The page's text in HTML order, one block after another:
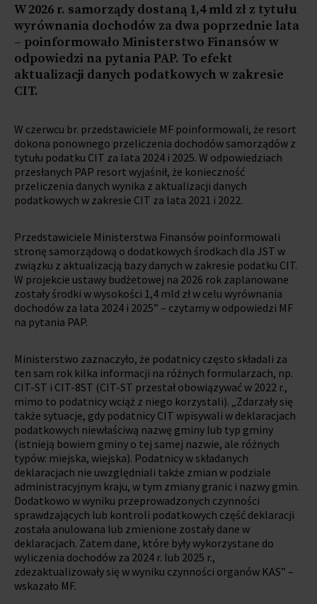
W 2026 r. samorządy dostaną 1,4 mld zł z tytułu
wyrównania dochodów za dwa poprzednie lata
– poinformowało Ministerstwo Finansów w
odpowiedzi na pytania PAP. To efekt
aktualizacji danych podatkowych w zakresie
CIT.
W czerwcu br. przedstawiciele MF poinformowali, że resort
dokona ponownego przeliczenia dochodów samorządów z
tytułu podatku CIT za lata 2024 i 2025. W odpowiedziach
przesłanych PAP resort wyjaśnił, że konieczność
przeliczenia danych wynika z aktualizacji danych
podatkowych w zakresie CIT za lata 2021 i 2022.
Przedstawiciele Ministerstwa Finansów poinformowali
stronę samorządową o dodatkowych środkach dla JST w
związku z aktualizacją bazy danych w zakresie podatku CIT.
W projekcie ustawy budżetowej na 2026 rok zaplanowane
zostały środki w wysokości 1,4 mld zł w celu wyrównania
dochodów za lata 2024 i 2025” – czytamy w odpowiedzi MF
na pytania PAP.
Ministerstwo zaznaczyło, że podatnicy często składali za
ten sam rok kilka informacji na różnych formularzach, np.
CIT-ST i CIT-8ST (CIT-ST przestał obowiązywać w 2022 r.,
mimo to podatnicy wciąż z niego korzystali). „Zdarzały się
także sytuacje, gdy podatnicy CIT wpisywali w deklaracjach
podatkowych niewłaściwą nazwę gminy lub typ gminy
(istnieją bowiem gminy o tej samej nazwie, ale różnych
typów: miejska, wiejska). Podatnicy w składanych
deklaracjach nie uwzględniali także zmian w podziale
administracyjnym kraju, w tym zmiany granic i nazwy gmin.
Dodatkowo w wyniku przeprowadzonych czynności
sprawdzających lub kontroli podatkowych część deklaracji
została anulowana lub zmienione zostały dane w
deklaracjach. Zatem dane, które były wykorzystane do
wyliczenia dochodów za 2024 r. lub 2025 r.,
zdezaktualizowały się w wyniku czynności organów KAS” –
wskazało MF.